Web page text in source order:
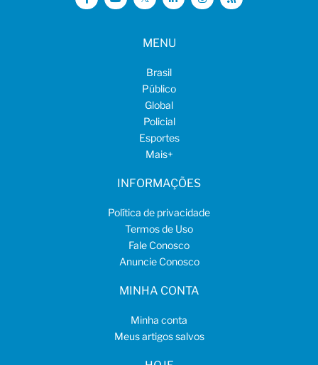
MENU
Brasil
Público
Global
Policial
Esportes
Mais+
INFORMAÇÕES
Política de privacidade
Termos de Uso
Fale Conosco
Anuncie Conosco
MINHA CONTA
Minha conta
Meus artigos salvos